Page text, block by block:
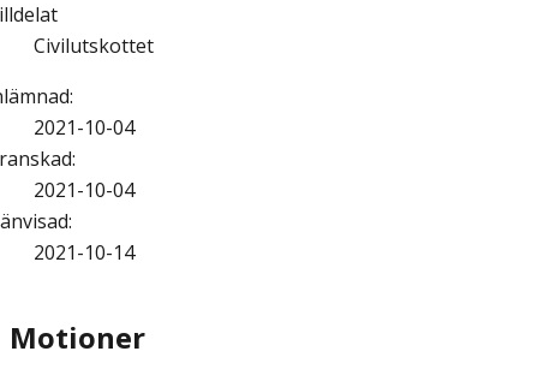
Civilutskottet
:
2021-10-04
:
2021-10-04
:
2021-10-14
Motioner